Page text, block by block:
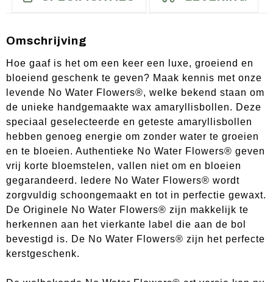
Omschrijving
Hoe gaaf is het om een keer een luxe, groeiend en
bloeiend geschenk te geven? Maak kennis met onze
levende No Water Flowers®, welke bekend staan om
de unieke handgemaakte wax amaryllisbollen. Deze
speciaal geselecteerde en geteste amaryllisbollen
hebben genoeg energie om zonder water te groeien
en te bloeien. Authentieke No Water Flowers® geven
vrij korte bloemstelen, vallen niet om en bloeien
gegarandeerd. Iedere No Water Flowers® wordt
zorgvuldig schoongemaakt en tot in perfectie gewaxt.
De Originele No Water Flowers® zijn makkelijk te
herkennen aan het vierkante label die aan de bol
bevestigd is. De No Water Flowers® zijn het perfecte
kerstgeschenk.